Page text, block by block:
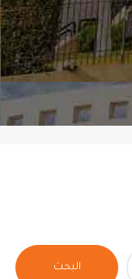
البحث